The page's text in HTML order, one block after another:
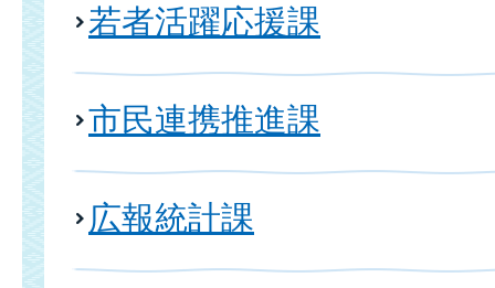
若者活躍応援課
市民連携推進課
広報統計課